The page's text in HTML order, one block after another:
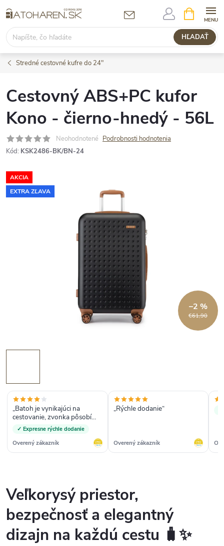
na
obsah
HĽADAŤ
KOŠÍK
Stredné cestovné kufre do 24"
Cestovný ABS+PC kufor
Kono - čierno-hnedý - 56L
Neohodnotené Podrobnosti hodnotenia
Kód: KSK2486-BK/BN-24
AKCIA
EXTRA ZĽAVA
€61,90
–2 %
„Batoh je vynikajúci na
cestovanie, zvonka pôsobí
ako menší, ale veľa sa doň
zmestí. Krásny dizajn.“
✓ Expresne rýchle dodanie
Overený zákazník
„Rýchle dodanie“
Overený zákazník
Veľkorysý priestor,
bezpečnosť a elegantný
dizajn na každú cestu 🧳✨